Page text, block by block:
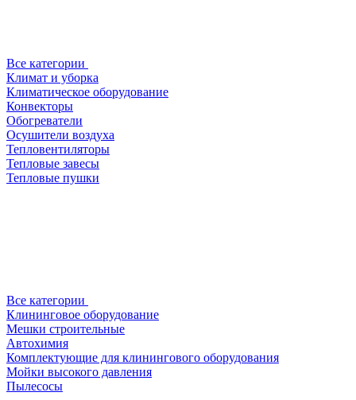
Все категории
Климат и уборка
Климатическое оборудование
Конвекторы
Обогреватели
Осушители воздуха
Тепловентиляторы
Тепловые завесы
Тепловые пушки
Все категории
Клининговое оборудование
Мешки строительные
Автохимия
Комплектующие для клинингового оборудования
Мойки высокого давления
Пылесосы